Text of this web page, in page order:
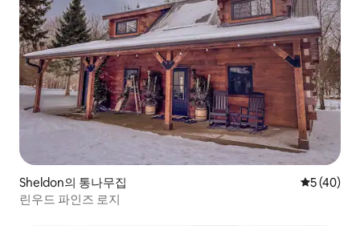
Sheldon의 통나무집 평점 5점(5
5 (40)
린우드 파인즈 로지